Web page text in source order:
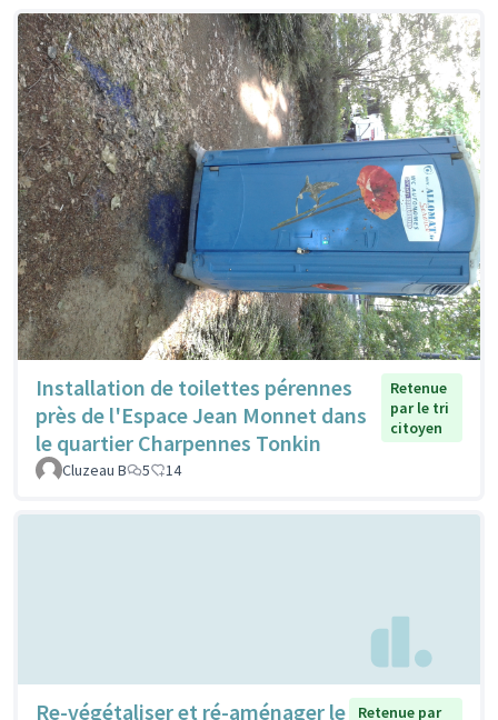
Installation de toilettes pérennes
près de l'Espace Jean Monnet dans
le quartier Charpennes Tonkin
Retenue
par le tri
citoyen
Cluzeau B 5 14
Re-végétaliser et ré-aménager le Retenue par